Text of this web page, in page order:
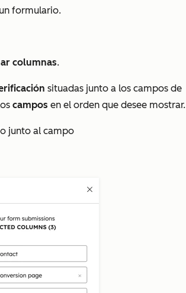
formulario.
columnas.
situadas junto a los campos de
campos en el orden que desee mostrar.
junto al campo